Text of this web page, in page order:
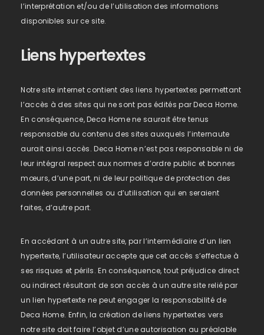
l’interprétation et/ou de l’utilisation des informations
disponibles sur ce site.
Liens hypertextes
Notre site internet contient des liens hypertextes permettant
l’accès à des sites qui ne sont pas édités par Deca Home.
En conséquence, Deca Home ne saurait être tenus
responsable du contenu des sites auxquels l’internaute
aurait ainsi accès. Deca Home n’est pas responsable ni de
leur intégral respect aux normes d’ordre public et bonnes
mœurs, d’une part, ni de leur politique de protection des
données personnelles ou d’utilisation qui en seraient
faites, d’autre part.
En accédant à un autre site, par l’intermédiaire d’un lien
hypertexte, l’utilisateur accepte que cet accès s’effectue à
ses risques et périls. En conséquence, tout préjudice direct
ou indirect résultant de son accès à un autre site relié par
un lien hypertexte ne peut engager la responsabilité de
Deca Home. Enfin, la création de liens hypertextes vers
notre site doit faire l’objet d’une autorisation au préalable